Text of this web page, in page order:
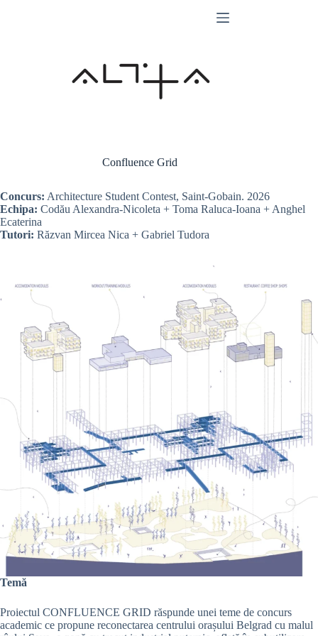
Confluence Grid
Concurs: Architecture Student Contest, Saint-Gobain. 2026
Echipa: Codău Alexandra-Nicoleta + Toma Raluca-Ioana + Anghel
Ecaterina
Tutori: Răzvan Mircea Nica + Gabriel Tudora
Temă
Proiectul CONFLUENCE GRID răspunde unei teme de concurs
academic ce propune reconectarea centrului orașului Belgrad cu malul